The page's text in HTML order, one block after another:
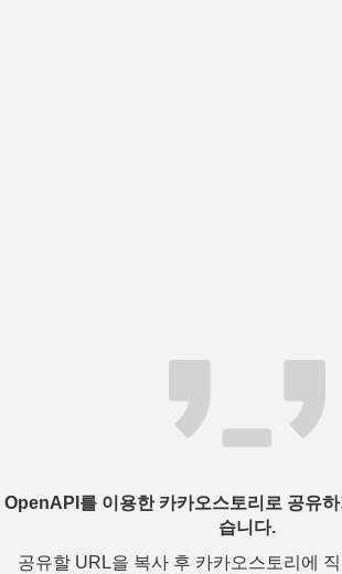
OpenAPI를 이용한 카카오스토리로 공유
습니다.
공유할 URL을 복사 후 카카오스토리에